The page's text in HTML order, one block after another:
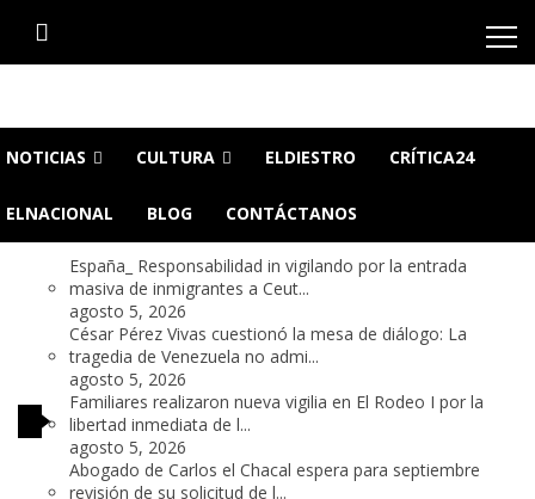
NOTICIAS CULTURA ELDIESTRO CRÍTICA24
ELNACIONAL BLOG CONTÁCTANOS
España_ Responsabilidad in vigilando por la entrada
masiva de inmigrantes a Ceut...
agosto 5, 2026
César Pérez Vivas cuestionó la mesa de diálogo: La
tragedia de Venezuela no admi...
agosto 5, 2026
Familiares realizaron nueva vigilia en El Rodeo I por la
libertad inmediata de l...
agosto 5, 2026
Abogado de Carlos el Chacal espera para septiembre
revisión de su solicitud de l...